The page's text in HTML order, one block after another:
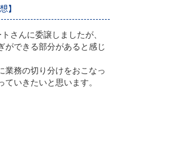
】
さんに委譲しましたが、
ができる部分があると感じ
業務の切り分けをおこなっ
いきたいと思います。